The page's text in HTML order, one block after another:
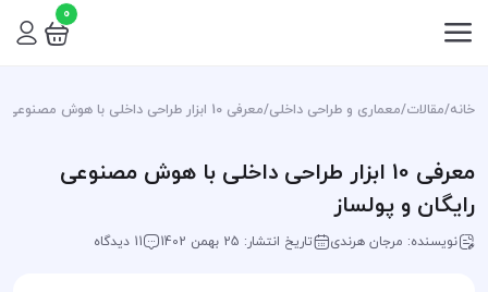
0
خانه/مقالات/معماری و طراحی داخلی/معرفی 10 ابزار طراحی داخلی با هوش مصنوعی رایگان و پولساز
معرفی 10 ابزار طراحی داخلی با هوش مصنوعی
رایگان و پولساز
نویسنده: مرجان هرندی تاریخ انتشار: 25 بهمن 1402 11 دیدگاه